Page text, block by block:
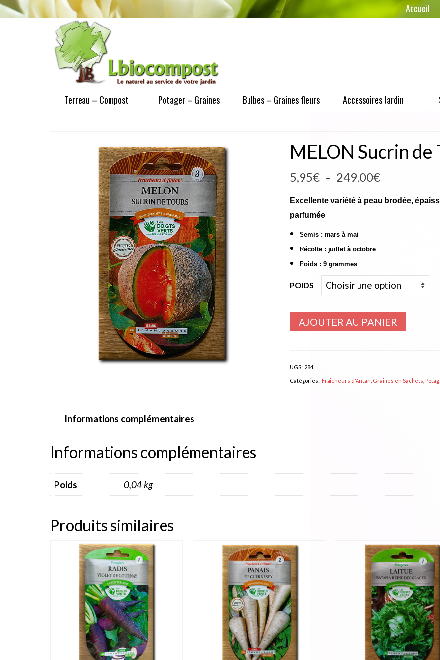
Accueil
Terreau – Compost Potager – Graines Bulbes – Graines fleurs Accessoires Jardin
MELON Sucrin de
5,95€ – 249,00€Plage
prix :
Excellente variété à peau brodée,
parfumée
Semis : mars à mai
Récolte : juillet à octobre
Poids : 9 grammes
POIDS
AJOUTER AU PANIER
UGS : 284
Catégories : Fraicheurs d'Antan Graines en Sachets
Informations complémentaires
Informations complémentaires
Poids 0,04 kg
Produits similaires